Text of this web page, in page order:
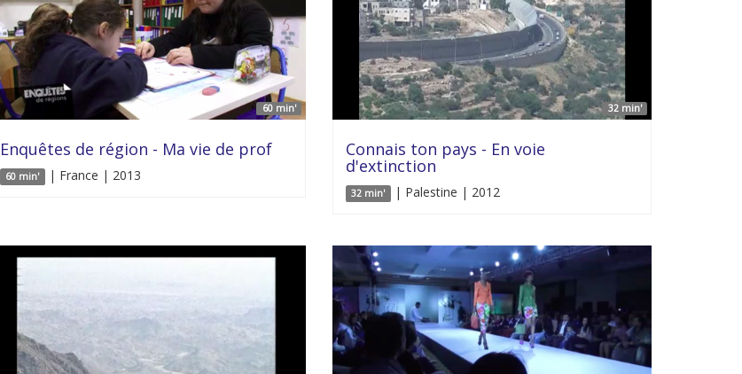
60 min'
Enquêtes de région - Ma vie de prof
60 min' | France | 2013
32 min'
Connais ton pays - En voie
d'extinction
32 min' | Palestine | 2012